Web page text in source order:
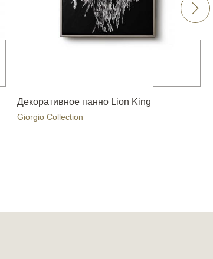
Декоративное панно Lion King
Giorgio Collection